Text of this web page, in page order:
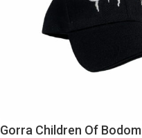
Gorra Children Of Bodom